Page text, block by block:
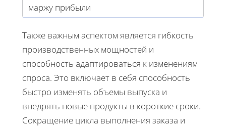
маржу прибыли
Также важным аспектом является гибкость
производственных мощностей и
способность адаптироваться к изменениям
спроса. Это включает в себя способность
быстро изменять объемы выпуска и
внедрять новые продукты в короткие сроки.
Сокращение цикла выполнения заказа и